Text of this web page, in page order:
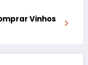
Vinhos